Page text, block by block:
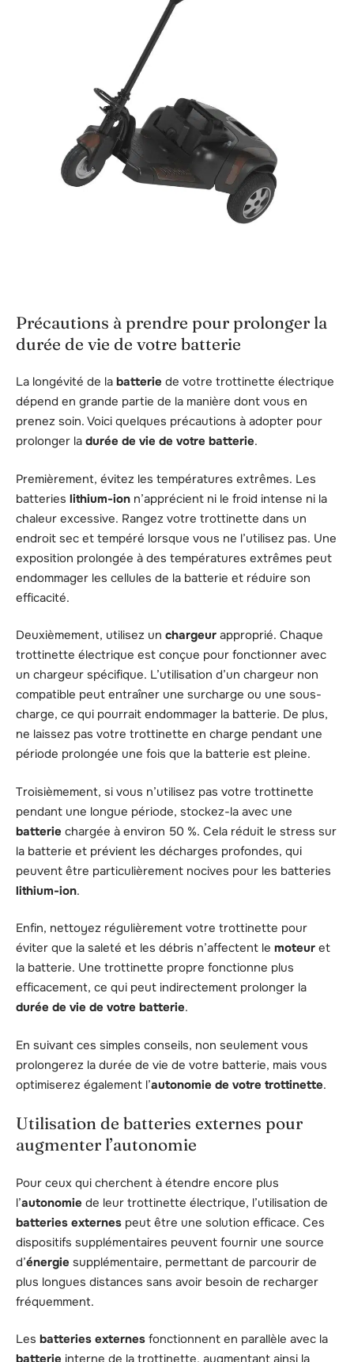
Précautions à prendre pour prolonger la
durée de vie de votre batterie
La longévité de la batterie de votre trottinette électrique
dépend en grande partie de la manière dont vous en
prenez soin. Voici quelques précautions à adopter pour
prolonger la durée de vie de votre batterie.
Premièrement, évitez les températures extrêmes. Les
batteries lithium-ion n’apprécient ni le froid intense ni la
chaleur excessive. Rangez votre trottinette dans un
endroit sec et tempéré lorsque vous ne l’utilisez pas. Une
exposition prolongée à des températures extrêmes peut
endommager les cellules de la batterie et réduire son
efficacité.
Deuxièmement, utilisez un chargeur approprié. Chaque
trottinette électrique est conçue pour fonctionner avec
un chargeur spécifique. L’utilisation d’un chargeur non
compatible peut entraîner une surcharge ou une sous-
charge, ce qui pourrait endommager la batterie. De plus,
ne laissez pas votre trottinette en charge pendant une
période prolongée une fois que la batterie est pleine.
Troisièmement, si vous n’utilisez pas votre trottinette
pendant une longue période, stockez-la avec une
batterie chargée à environ 50 %. Cela réduit le stress sur
la batterie et prévient les décharges profondes, qui
peuvent être particulièrement nocives pour les batteries
lithium-ion.
Enfin, nettoyez régulièrement votre trottinette pour
éviter que la saleté et les débris n’affectent le moteur et
la batterie. Une trottinette propre fonctionne plus
efficacement, ce qui peut indirectement prolonger la
durée de vie de votre batterie.
En suivant ces simples conseils, non seulement vous
prolongerez la durée de vie de votre batterie, mais vous
optimiserez également l’autonomie de votre trottinette.
Utilisation de batteries externes pour
augmenter l’autonomie
Pour ceux qui cherchent à étendre encore plus
l’autonomie de leur trottinette électrique, l’utilisation de
batteries externes peut être une solution efficace. Ces
dispositifs supplémentaires peuvent fournir une source
d’énergie supplémentaire, permettant de parcourir de
plus longues distances sans avoir besoin de recharger
fréquemment.
Les batteries externes fonctionnent en parallèle avec la